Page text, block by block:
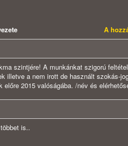
A
szintjére! A munkánkat szigorú
illetve a nem irott de használt szokás-
2015 valóságába. /név és
is..